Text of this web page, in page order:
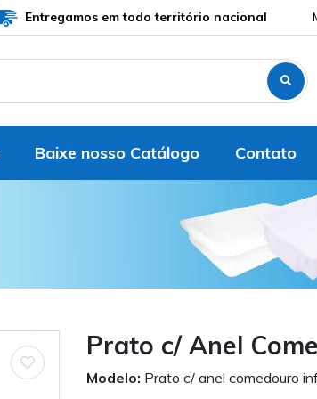
Entregamos em todo território nacional
Baixe nosso Catálogo Contato
Prato c/ Anel
Modelo: Prato c/ anel comedouro